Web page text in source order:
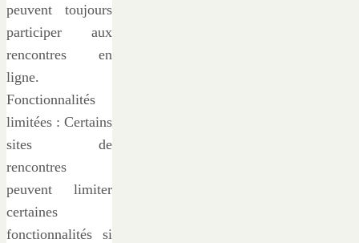
peuvent toujours
participer aux
rencontres en
ligne.
Fonctionnalités
limitées : Certains
sites de
rencontres
peuvent limiter
certaines
fonctionnalités si